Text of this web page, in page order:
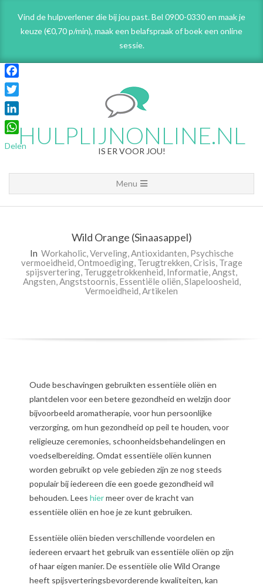
content
Vind de hulpverlener die bij jou past. Bel 0900-0330 en maak je
keuze (€0,70 p/min), maak een belafspraakof boek een online
sessie.
HULPLIJNONLINE.NL
IS ER VOOR JOU!
Navigation
Menu
Menu
Wild Orange (Sinaasappel)
In Workaholic,Verveling,Antioxidanten, Psychische
vermoeidheid,Ontmoediging, Terugtrekken,Crisis, Trage
spijsvertering, Teruggetrokkenheid, Informatie,Angst,
Angsten,Angststoornis, Essentiële oliën,Slapeloosheid,
Vermoeidheid,Artikelen
Oude beschavingen gebruikten essentiële oliën en
plantdelen voor een betere gezondheid en welzijn door
bijvoorbeeld aromatherapie, voor hun persoonlijke
verzorging, om hun gezondheid op peil te houden, voor
religieuze ceremonies, schoonheidsbehandelingen en
voedselbereiding. Omdat essentiële oliën kunnen
worden gebruikt op vele gebieden zijn ze nog steeds
populair bij iedereen die een goede gezondheid wil
behouden. Lees hiermeer over de kracht van
essentiële oliën en hoe je ze kunt gebruiken.
Essentiële oliën bieden verschillende voordelen en
iedereen ervaart het gebruik van essentiële oliën op zijn
of haar eigen manier. De essentiële olie Wild Orange
heeft spijsverteringsbevorderende kwaliteiten, kan
Facebook
Twitter
LinkedIn
WhatsApp
Delen